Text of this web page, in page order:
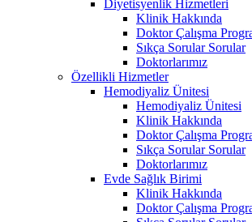
Diyetisyenlik Hizmetleri
Klinik Hakkında
Doktor Çalışma
Sıkça Sorular Sorular
Doktorlarımız
Özellikli Hizmetler
Hemodiyaliz Ünitesi
Hemodiyaliz Ünitesi
Klinik Hakkında
Doktor Çalışma
Sıkça Sorular Sorular
Doktorlarımız
Evde Sağlık Birimi
Klinik Hakkında
Doktor Çalışma